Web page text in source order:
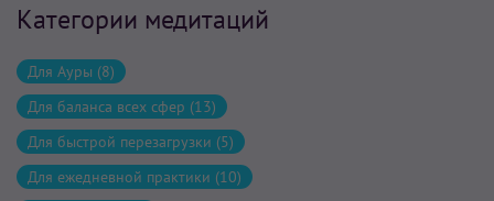
Категории медитаций
Для Ауры (8)
Для баланса всех сфер (13)
Для быстрой перезагрузки (5)
Для ежедневной практики (10)